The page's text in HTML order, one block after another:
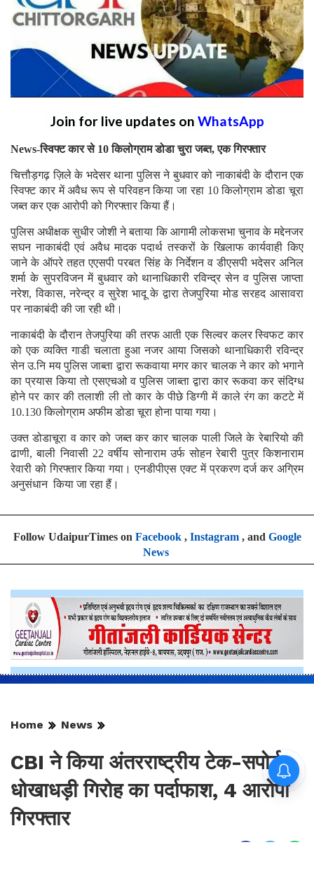
Join for live updates on WhatsApp
News-स्विफ्ट कार से 10 किलोग्राम डोडा चुरा जब्त, एक गिरफ्तार
चित्तौड़गढ़ ज़िले के भदेसर थाना पुलिस ने बुधवार को नाकाबंदी के दौरान एक
स्विफ्ट कार में अवैध रूप से परिवहन किया जा रहा 10 किलोग्राम डोडा चूरा
जब्त कर एक आरोपी को गिरफ्तार किया हैं।
पुलिस अधीक्षक सुधीर जोशी ने बताया कि आगामी लोकसभा चुनाव के मद्देनजर
सघन नाकाबंदी एवं अवैध मादक पदार्थ तस्करों के खिलाफ कार्यवाही किए
जाने के ऑपरे तहत एएसपी परबत सिंह के निर्देशन व डीएसपी भदेसर अनिल
शर्मा के सुपरविजन में बुधवार को थानाधिकारी रविन्द्र सेन व पुलिस जाप्ता
नरेश, विकास, नरेन्द्र व सुरेश भादू के द्वारा तेजपुरिया मोड सरहद आसावरा
पर नाकाबंदी की जा रही थी।
नाकाबंदी के दौरान तेजपुरिया की तरफ आती एक सिल्वर कलर स्विफट कार
को एक व्यक्ति गाडी चलाता हुआ नजर आया जिसको थानाधिकारी रविन्द्र
सेन उ.नि मय पुलिस जाब्ता द्वारा रूकवाया मगर कार चालक ने कार को भगाने
का प्रयास किया तो एसएचओ व पुलिस जाब्ता द्वारा कार रूकवा कर संदिग्ध
होने पर कार की तलाशी ली तो कार के पीछे डिग्गी में काले रंग का कटटे में
10.130 किलोग्राम अफीम डोडा चूरा होना पाया गया।
उक्त डोडाचूरा व कार को जब्त कर कार चालक पाली जिले के रेबारियो की
ढाणी, बाली निवासी 22 वर्षीय सोनाराम उर्फ सोहन रेबारी पुत्र किशनाराम
रेवारी को गिरफ्तार किया गया। एनडीपीएस एक्ट में प्रकरण दर्ज कर अग्रिम
अनुसंधान किया जा रहा हैं।
Follow UdaipurTimes on Facebook, Instagram, and Google
News
Home News
CBI ने किया अंतरराष्ट्रीय टेक-सपोर्ट
धोखाधड़ी गिरोह का पर्दाफाश, 4 आरोपी
गिरफ्तार